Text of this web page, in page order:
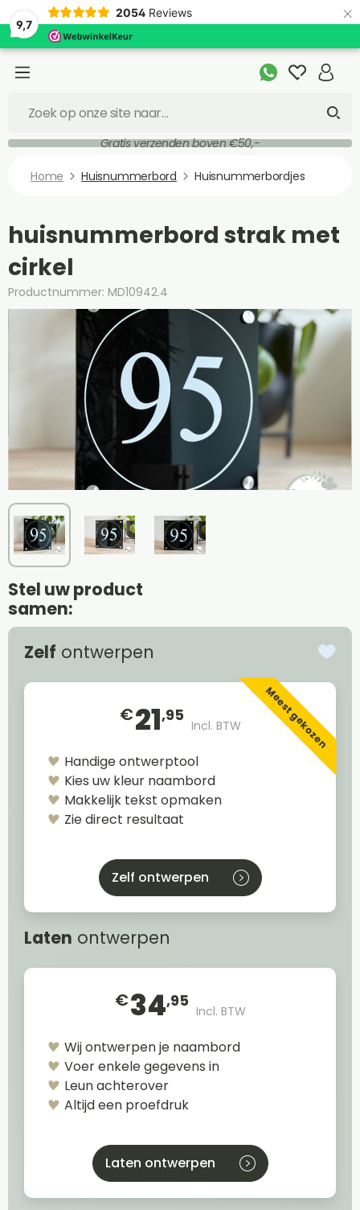
9,7
2054 Reviews ×
Gratis verzenden boven €50,-
Home Huisnummerbord Huisnummerbordjes
huisnummerbord strak met
cirkel
Productnummer: MD10942.4
Stel uw product
samen:
Zelf ontwerpen
€21,95
Incl. BTW Meest gekozen
Handige ontwerptool
Kies uw kleur naambord
Makkelijk tekst opmaken
Zie direct resultaat
Zelf ontwerpen
Laten ontwerpen
€34,95
Incl. BTW
Wij ontwerpen je naambord
Voer enkele gegevens in
Leun achterover
Altijd een proefdruk
Laten ontwerpen